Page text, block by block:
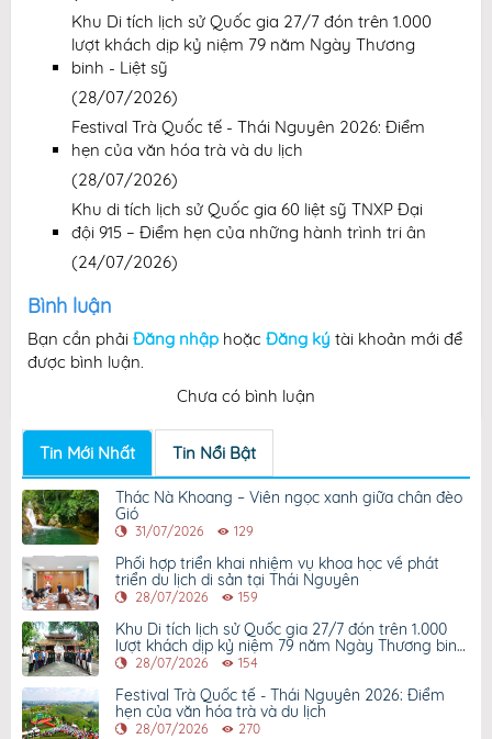
Khu Di tích lịch sử Quốc gia 27/7 đón trên 1.000
lượt khách dịp kỷ niệm 79 năm Ngày Thương
binh - Liệt sỹ
(28/07/2026)
Festival Trà Quốc tế - Thái Nguyên 2026: Điểm
hẹn của văn hóa trà và du lịch
(28/07/2026)
Khu di tích lịch sử Quốc gia 60 liệt sỹ TNXP Đại
đội 915 – Điểm hẹn của những hành trình tri ân
(24/07/2026)
Bình luận
Bạn cần phải Đăng nhập hoặc Đăng ký tài khoản mới để
được bình luận.
Chưa có bình luận
Tin Mới Nhất Tin Nổi Bật
Thác Nà Khoang – Viên ngọc xanh giữa chân đèo
Gió
31/07/2026 129
Phối hợp triển khai nhiệm vụ khoa học về phát
triển du lịch di sản tại Thái Nguyên
28/07/2026 159
Khu Di tích lịch sử Quốc gia 27/7 đón trên 1.000
lượt khách dịp kỷ niệm 79 năm Ngày Thương binh
- Liệt sỹ
28/07/2026 154
Festival Trà Quốc tế - Thái Nguyên 2026: Điểm
hẹn của văn hóa trà và du lịch
28/07/2026 270